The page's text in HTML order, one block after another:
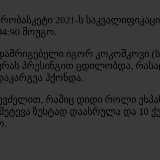
2021-ს
მოუგო.
იგორ კოკოშკოვი
პრესინგით ცდილობდა,
ჰქონდა.
შევძელით, რაშიც დიდი როლი
ზუსტად დაასრულა და 10